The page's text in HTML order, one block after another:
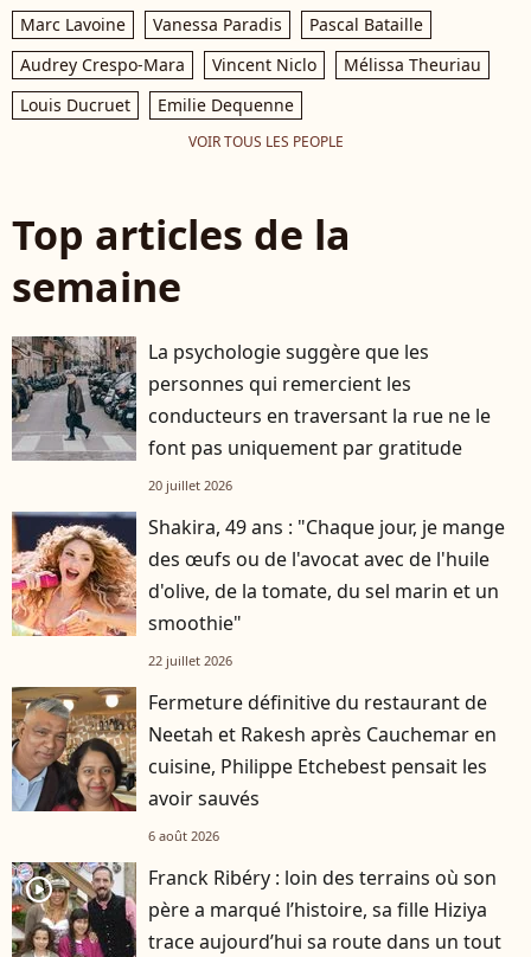
Marc Lavoine Vanessa Paradis
Pascal Bataille
Audrey Crespo-Mara
Vincent Niclo
Mélissa Theuriau
Louis Ducruet
Emilie Dequenne
VOIR TOUS LES PEOPLE
Top articles de la
semaine
La psychologie suggère que les
personnes qui remercient les
conducteurs en traversant la rue ne le
font pas uniquement par gratitude
20 juillet 2026
Shakira, 49 ans : "Chaque jour, je mange
des œufs ou de l'avocat avec de l'huile
d'olive, de la tomate, du sel marin et un
smoothie"
22 juillet 2026
Fermeture définitive du restaurant de
Neetah et Rakesh après Cauchemar en
cuisine, Philippe Etchebest pensait les
avoir sauvés
6 août 2026
player2
Franck Ribéry : loin des terrains où son
père a marqué l’histoire, sa fille Hiziya
trace aujourd’hui sa route dans un tout